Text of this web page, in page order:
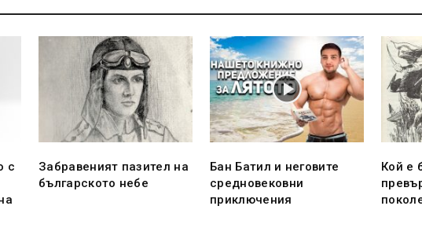
с
Забравеният пазител на
българското небе
Бан Батил и неговите
средновековни
приключения
Кой е